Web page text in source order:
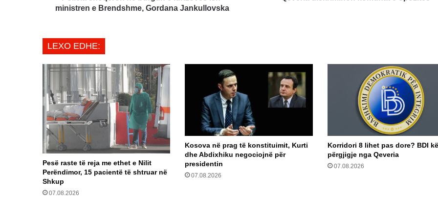
Gordanaministren e Brendshme, Gordana Jankullovska
LEXO EDHE:
Pesë raste të reja me ethet e Nilit
Perëndimor, 15 pacientë të shtruar në
Shkup
07.08.2026
Kosova në prag të konstituimit, Kurti
dhe Abdixhiku negociojnë për
presidentin
07.08.2026
Korridori 8 lihet pas dore? BDI
përgjigje nga Qeveria
07.08.2026